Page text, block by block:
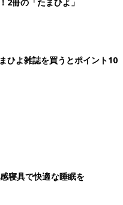
ひよ雑誌を買うとポイント10
寝具で快適な睡眠を